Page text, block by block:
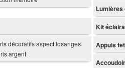
Lumières
Kit
décoratifs aspect losanges
argent
Appuis